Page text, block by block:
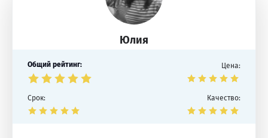
Юлия
Общий рейтинг: Цена:
Срок: Качество: